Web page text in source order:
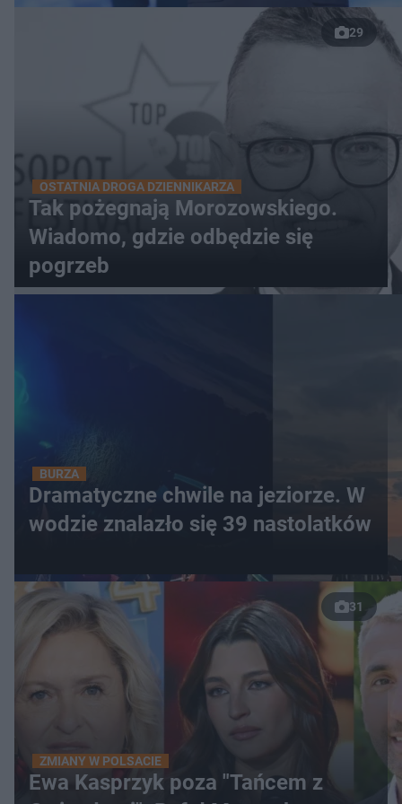
29
OSTATNIA DROGA DZIENNIKARZA
Tak pożegnają Morozowskiego.
Wiadomo, gdzie odbędzie się
pogrzeb
BURZA
Dramatyczne chwile na jeziorze. W
wodzie znalazło się 39 nastolatków
31
ZMIANY W POLSACIE
Ewa Kasprzyk poza "Tańcem z